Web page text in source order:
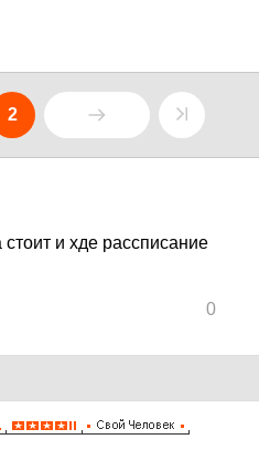
2
стоит и хде рассписание
0